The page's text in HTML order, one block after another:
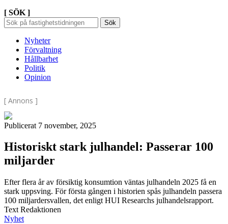
[ SÖK ]
Sök
efter:
Sök
Sök
Nyheter
Förvaltning
Hållbarhet
Politik
Opinion
[ Annons ]
Publicerat 7 november, 2025
Historiskt stark julhandel: Passerar 100
miljarder
Efter flera år av försiktig konsumtion väntas julhandeln 2025 få en
stark uppsving. För första gången i historien spås julhandeln passera
100 miljardersvallen, det enligt HUI Researchs julhandelsrapport.
Text Redaktionen
Nyhet